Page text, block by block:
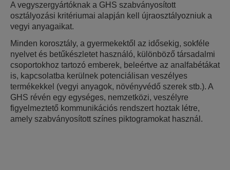
A vegyszergyártóknak a GHS szabványosított
osztályozási kritériumai alapján kell újraosztályozniuk a
vegyi anyagaikat.
Minden korosztály, a gyermekektől az idősekig, sokféle
nyelvet és betűkészletet használó, különböző társadalmi
csoportokhoz tartozó emberek, beleértve az analfabétákat
is, kapcsolatba kerülnek potenciálisan veszélyes
termékekkel (vegyi anyagok, növényvédő szerek stb.). A
GHS révén egy egységes, nemzetközi, veszélyre
figyelmeztető kommunikációs rendszert hoztak létre,
amely szabványosított színes piktogramokat használ.